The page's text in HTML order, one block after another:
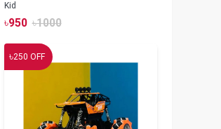
Kid
৳950 ৳1000
৳250 OFF